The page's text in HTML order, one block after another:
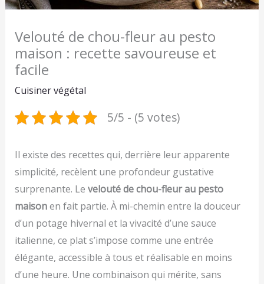
Velouté de chou-fleur au pesto
maison : recette savoureuse et
facile
Cuisiner végétal
5/5 - (5 votes)
Il existe des recettes qui, derrière leur apparente
simplicité, recèlent une profondeur gustative
surprenante. Le velouté de chou-fleur au pesto
maisonen fait partie. À mi-chemin entre la douceur
d’un potage hivernal et la vivacité d’une sauce
italienne, ce plat s’impose comme une entrée
élégante, accessible à tous et réalisable en moins
d’une heure. Une combinaison qui mérite, sans